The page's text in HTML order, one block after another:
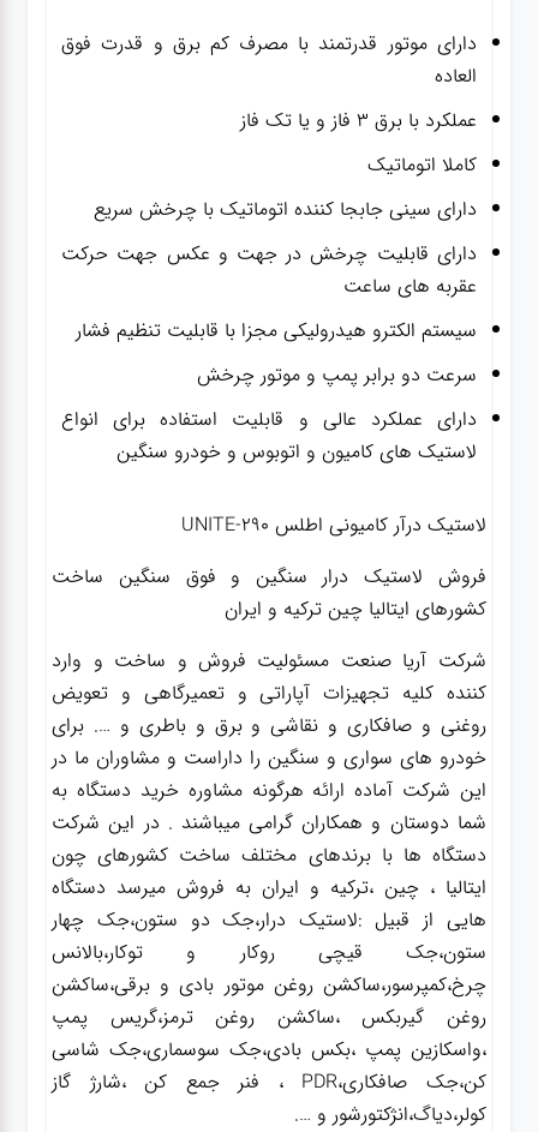
دارای موتور قدرتمند با مصرف کم برق و قدرت فوق
العاده
عملکرد با برق ۳ فاز و یا تک فاز
کاملا اتوماتیک
دارای سینی جابجا کننده اتوماتیک با چرخش سریع
دارای قابلیت چرخش در جهت و عکس جهت حرکت
عقربه های ساعت
سیستم الکترو هیدرولیکی مجزا با قابلیت تنظیم فشار
سرعت دو برابر پمپ و موتور چرخش
دارای عملکرد عالی و قابلیت استفاده برای انواع
لاستیک های کامیون و اتوبوس و خودرو سنگین
لاستیک درآر کامیونی اطلس UNITE-290
فروش لاستیک درار سنگین و فوق سنگین ساخت
کشورهای ایتالیا چین ترکیه و ایران
شرکت آریا صنعت مسئولیت فروش و ساخت و وارد
کننده کلیه تجهیزات آپاراتی و تعمیرگاهی و تعویض
روغنی و صافکاری و نقاشی و برق و باطری و …. برای
خودرو های سواری و سنگین را داراست و مشاوران ما در
این شرکت آماده ارائه هرگونه مشاوره خرید دستگاه به
شما دوستان و همکاران گرامی میباشند . در این شرکت
دستگاه ها با برندهای مختلف ساخت کشورهای چون
ایتالیا ، چین ،ترکیه و ایران به فروش میرسد دستگاه
هایی از قبیل :لاستیک درار،جک دو ستون،جک چهار
ستون،جک قیچی روکار و توکار،بالانس
چرخ،کمپرسور،ساکشن روغن موتور بادی و برقی،ساکشن
روغن گیربکس ،ساکشن روغن ترمز،گریس پمپ
،واسکازین پمپ ،بکس بادی،جک سوسماری،جک شاسی
کن،جک صافکاری،PDR ، فنر جمع کن ،شارژ گاز
کولر،دیاگ،انژکتورشور و ….